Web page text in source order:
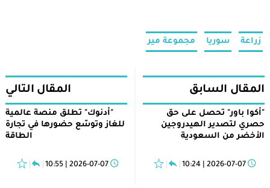
زراعة سوريا مجموعة مير
المقال السابق
"أكوا باور" تحصل على حق
حصري لتصدير الهيدروجين
الأخضر من السعودية
2026-07-07 | 10:24
المقال التالي
"أدنوك" تطلق منصة عالمية
للغاز وتوسّع حضورها في تجارة
الطاقة
2026-07-07 | 10:55